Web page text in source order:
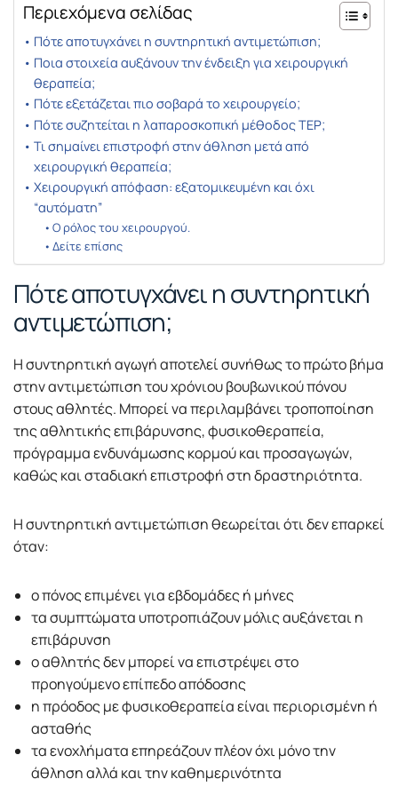
Περιεχόμενα σελίδας
Πότε αποτυγχάνει η συντηρητική αντιμετώπιση;
Ποια στοιχεία αυξάνουν την ένδειξη για χειρουργική
θεραπεία;
Πότε εξετάζεται πιο σοβαρά το χειρουργείο;
Πότε συζητείται η λαπαροσκοπική μέθοδος TEP;
Τι σημαίνει επιστροφή στην άθληση μετά από
χειρουργική θεραπεία;
Χειρουργική απόφαση: εξατομικευμένη και όχι
“αυτόματη”
Ο ρόλος του χειρουργού.
Δείτε επίσης
Πότε αποτυγχάνει η συντηρητική
αντιμετώπιση;
Η συντηρητική αγωγή αποτελεί συνήθως το πρώτο βήμα
στην αντιμετώπιση του χρόνιου βουβωνικού πόνου
στους αθλητές. Μπορεί να περιλαμβάνει τροποποίηση
της αθλητικής επιβάρυνσης, φυσικοθεραπεία,
πρόγραμμα ενδυνάμωσης κορμού και προσαγωγών,
καθώς και σταδιακή επιστροφή στη δραστηριότητα.
Η συντηρητική αντιμετώπιση θεωρείται ότι δεν επαρκεί
όταν:
ο πόνος επιμένει για εβδομάδες ή μήνες
τα συμπτώματα υποτροπιάζουν μόλις αυξάνεται η
επιβάρυνση
ο αθλητής δεν μπορεί να επιστρέψει στο
προηγούμενο επίπεδο απόδοσης
η πρόοδος με φυσικοθεραπεία είναι περιορισμένη ή
ασταθής
τα ενοχλήματα επηρεάζουν πλέον όχι μόνο την
άθληση αλλά και την καθημερινότητα